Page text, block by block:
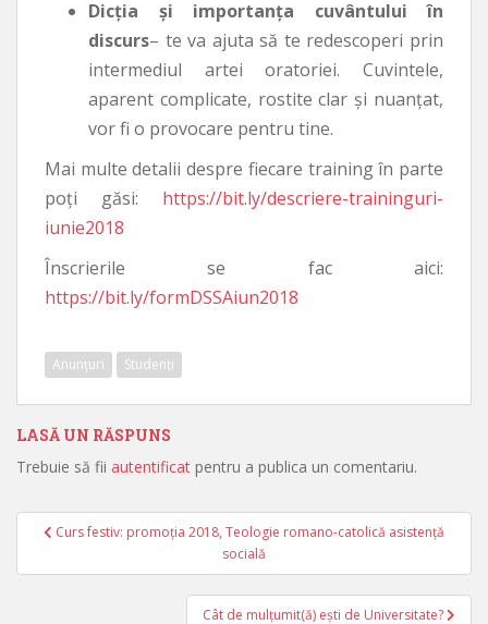
Dicția și importanța cuvântului în
discurs– te va ajuta să te redescoperi prin
intermediul artei oratoriei. Cuvintele,
aparent complicate, rostite clar și nuanțat,
vor fi o provocare pentru tine.
Mai multe detalii despre fiecare training în parte
poți găsi: https://bit.ly/descriere-traininguri-
iunie2018
Înscrierile se fac aici:
https://bit.ly/formDSSAiun2018
Anunțuri Studenți
LASĂ UN RĂSPUNS
Trebuie să fii autentificat pentru a publica un comentariu.
Navigare în articole
Curs festiv: promoția 2018, Teologie romano-catolică asistență
socială
Cât de mulțumit(ă) ești de Universitate?